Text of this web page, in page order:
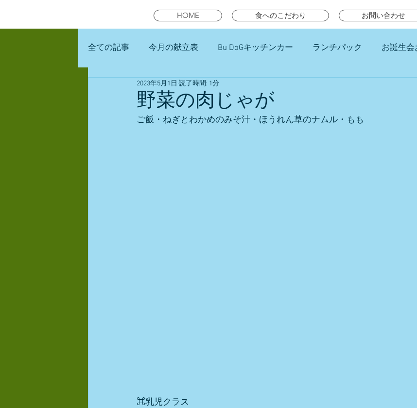
HOME 食へのこだわり お問い合わせ
全ての記事 今月の献立表 Bu DoGキッチンカー ランチパック お誕生会
未就園児スマイルキッズランチ
野菜の肉じゃが
2023年5月1日 読了時間: 1分
ご飯・ねぎとわかめのみそ汁・ほうれん草のナムル・もも
⌘乳児クラス